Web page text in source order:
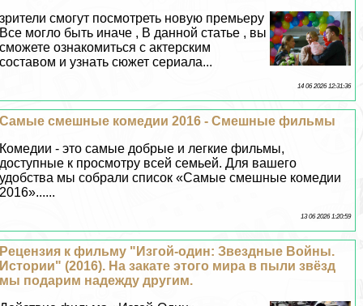
зрители смогут посмотреть новую премьеру
Все могло быть иначе , В данной статье , вы
сможете ознакомиться с актерским
составом и узнать сюжет сериала...
14 06 2026 12:31:36
Самые смешные комедии 2016 - Смешные фильмы
Комедии - это самые добрые и легкие фильмы,
доступные к просмотру всей семьей. Для вашего
удобства мы собрали список «Самые смешные комедии
2016»......
13 06 2026 1:20:59
Рецензия к фильму "Изгой-один: Звездные Войны.
Истории" (2016). На закате этого мира в пыли звёзд
мы подарим надежду другим.